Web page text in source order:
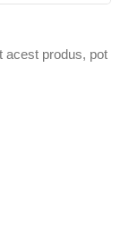
acest produs, pot